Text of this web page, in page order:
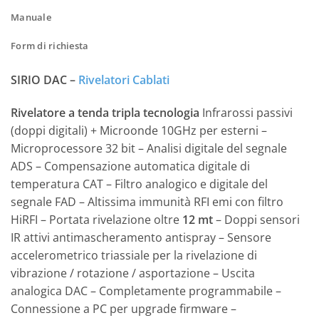
Manuale
Form di richiesta
SIRIO DAC – Rivelatori Cablati
Rivelatore a tenda tripla tecnologia Infrarossi passivi
(doppi digitali) + Microonde 10GHz per esterni –
Microprocessore 32 bit – Analisi digitale del segnale
ADS – Compensazione automatica digitale di
temperatura CAT – Filtro analogico e digitale del
segnale FAD – Altissima immunità RFI emi con filtro
HiRFI – Portata rivelazione oltre 12 mt– Doppi sensori
IR attivi antimascheramento antispray – Sensore
accelerometrico triassiale per la rivelazione di
vibrazione / rotazione / asportazione – Uscita
analogica DAC – Completamente programmabile –
Connessione a PC per upgrade firmware –